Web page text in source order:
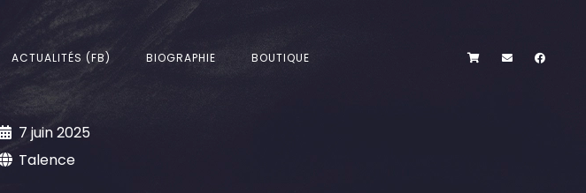
ACTUALITÉS (FB) BIOGRAPHIE BOUTIQUE
7 juin 2025
Talence